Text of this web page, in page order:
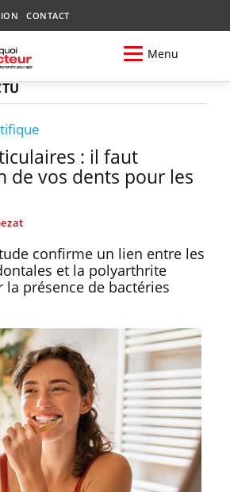
CONTACT
Menu
: il faut
de vos dents pour les
confirme un lien entre les
et la polyarthrite
présence de bactéries